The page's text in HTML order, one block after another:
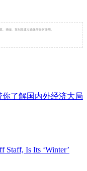
、摘编、复制及建立镜像等任何使用。
了解国内外经济大局
Staff, Is Its ‘Winter’